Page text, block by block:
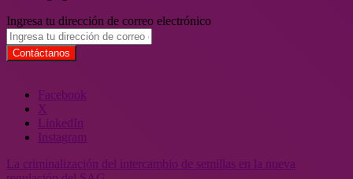
Ingresa tu dirección de correo electrónico
Facebook
X
LinkedIn
Instagram
La criminalización del intercambio de semillas en la nueva